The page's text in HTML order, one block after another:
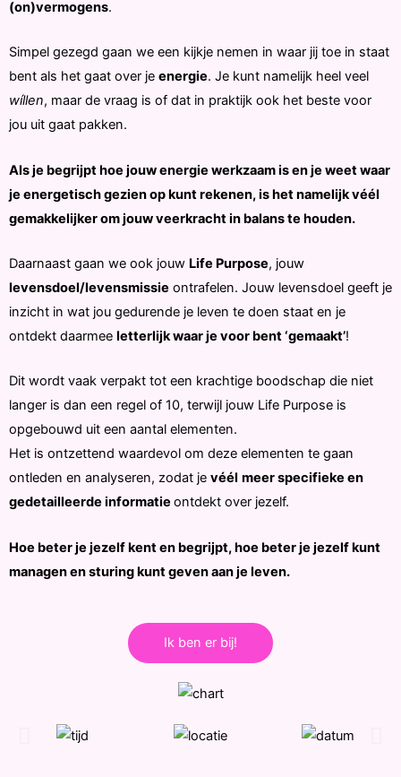
(on)vermogens.
Simpel gezegd gaan we een kijkje nemen in waar jij toe in staat
bent als het gaat over je energie. Je kunt namelijk heel veel
wíllen, maar de vraag is of dat in praktijk ook het beste voor
jou uit gaat pakken.
Als je begrijpt hoe jouw energie werkzaam is en je weet waar
je energetisch gezien op kunt rekenen, is het namelijk véél
gemakkelijker om jouw veerkracht in balans te houden.
Daarnaast gaan we ook jouw Life Purpose, jouw
levensdoel/levensmissie ontrafelen. Jouw levensdoel geeft je
inzicht in wat jou gedurende je leven te doen staat en je
ontdekt daarmee letterlijk waar je voor bent ‘gemaakt’!
Dit wordt vaak verpakt tot een krachtige boodschap die niet
langer is dan een regel of 10, terwijl jouw Life Purpose is
opgebouwd uit een aantal elementen.
Het is ontzettend waardevol om deze elementen te gaan
ontleden en analyseren, zodat je véél meer specifieke en
gedetailleerde informatie ontdekt over jezelf.
Hoe beter je jezelf kent en begrijpt, hoe beter je jezelf kunt
managen en sturing kunt geven aan je leven.
Ik ben er bij!